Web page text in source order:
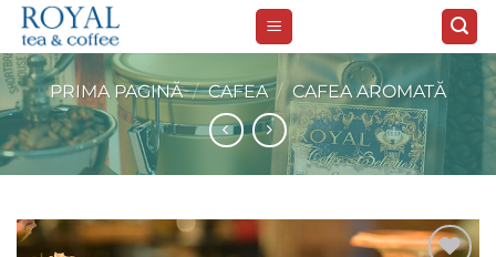
Skip
content
PRIMA PAGINĂ / CAFEA / CAFEA AROMATĂ